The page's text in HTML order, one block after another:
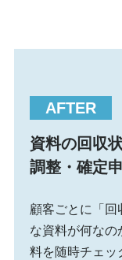
資料の回収
調整・確定
顧客ごとに「回
な資料が何なの
料を随時チェッ